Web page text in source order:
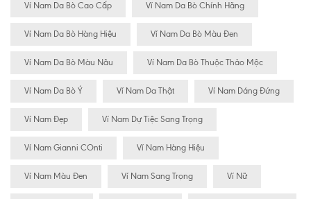
Ví Nam Da Bò Cao Cấp Ví Nam Da Bò Chính Hãng
Ví Nam Da Bò Hàng Hiệu Ví Nam Da Bò Màu Đen
Ví Nam Da Bò Màu Nâu Ví Nam Da Bò Thuộc Thảo Mộc
Ví Nam Da Bò Ý Ví Nam Da Thật Ví Nam Dáng Đứng
Ví Nam Đẹp Ví Nam Dự Tiệc Sang Trọng
Ví Nam Gianni COnti Ví Nam Hàng Hiệu
Ví Nam Màu Đen Ví Nam Sang Trọng Ví Nữ